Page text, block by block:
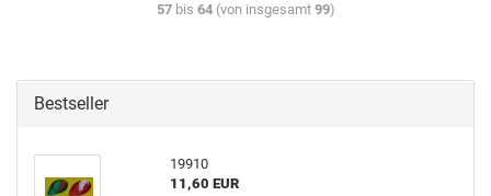
57bis 64(von insgesamt 99)
Bestseller
19910
11,60 EUR